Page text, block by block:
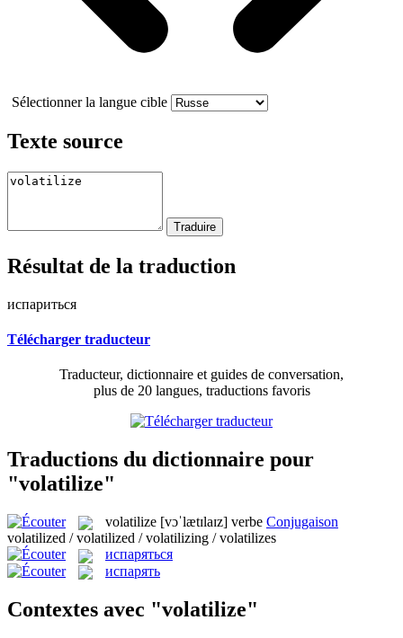
Sélectionner la langue cible
Texte source
Résultat de la traduction
испариться
Télécharger traducteur
Traducteur, dictionnaire et guides de conversation,
plus de 20 langues, traductions favoris
Traductions du dictionnaire pour
"volatilize"
volatilize [vɔˈlætɪlaɪz] verbe Conjugaison
volatilized / volatilized / volatilizing / volatilizes
испаряться
испарять
Contextes avec "volatilize"